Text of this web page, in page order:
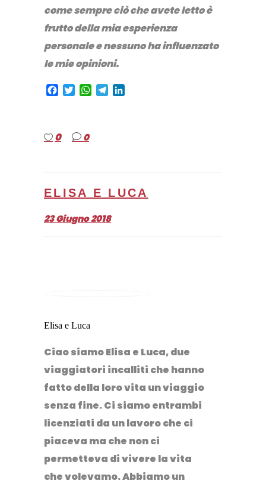
come sempre ciò che avete letto è
frutto della mia esperienza
personale e nessuno ha influenzato
le mie opinioni.
Facebook
TwitterWhatsApp
Telegram
0 0
ELISA E LUCA
23 Giugno 2018
Elisa e Luca
Ciao siamo Elisa e Luca, due
viaggiatori incalliti che hanno
fatto della loro vita un viaggio
senza fine. Ci siamo entrambi
licenziati da un lavoro che ci
piaceva ma che non ci
permetteva di vivere la vita
che volevamo. Abbiamo un